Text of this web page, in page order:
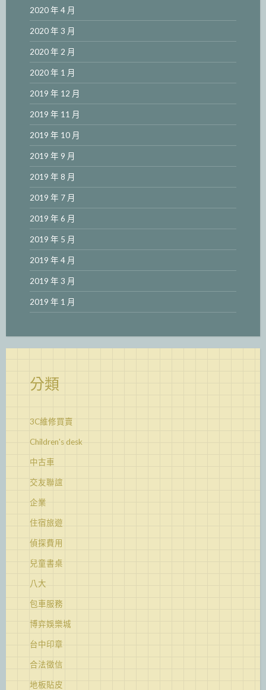
2020 年 4 月
2020 年 3 月
2020 年 2 月
2020 年 1 月
2019 年 12 月
2019 年 11 月
2019 年 10 月
2019 年 9 月
2019 年 8 月
2019 年 7 月
2019 年 6 月
2019 年 5 月
2019 年 4 月
2019 年 3 月
2019 年 1 月
分類
3C維修買賣
Children's desk
中古車
交友聯誼
企業
住宿旅遊
偵探費用
兒童書桌
八大
包車服務
博弈娛樂城
台中印章
合法徵信
地板貼皮